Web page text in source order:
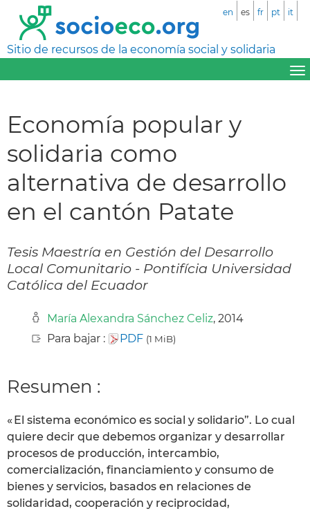
Sitio de recursos de la economía social y solidaria
en es fr pt it
Economía popular y
solidaria como
alternativa de desarrollo
en el cantón Patate
Tesis Maestría en Gestión del Desarrollo
Local Comunitario - Pontifícia Universidad
Católica del Ecuador
María Alexandra Sánchez Celiz, 2014
Para bajar :
PDF (1 MiB)
Resumen :
« El sistema económico es social y solidario”. Lo cual
quiere decir que debemos organizar y desarrollar
procesos de producción, intercambio,
comercialización, financiamiento y consumo de
bienes y servicios, basados en relaciones de
solidaridad, cooperación y reciprocidad,